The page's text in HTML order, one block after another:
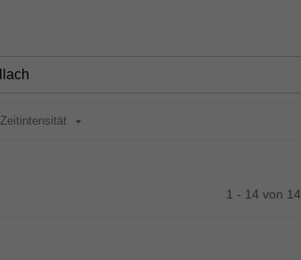
Zeitintensität
1 - 14 von 14